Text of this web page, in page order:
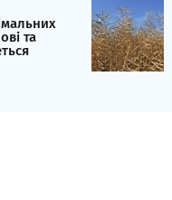
та